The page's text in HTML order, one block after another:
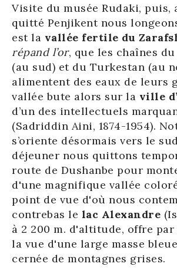
Visite du musée Rudaki, puis,
quitté Penjikent nous
est la vallée fertile du
répand l’or, que les chaînes
(au sud) et du Turkestan (au
alimentent des eaux de leurs
vallée bute alors sur la ville
d’un des intellectuels
(Sadriddin Aini, 1874-1954).
s’oriente désormais vers le
déjeuner nous quittons
route de Dushanbe pour
d'une magnifique vallée
point de vue d'où nous
contrebas le lac Alexandre
à 2 200 m. d'altitude, offre par
la vue d'une large masse
cernée de montagnes grises.